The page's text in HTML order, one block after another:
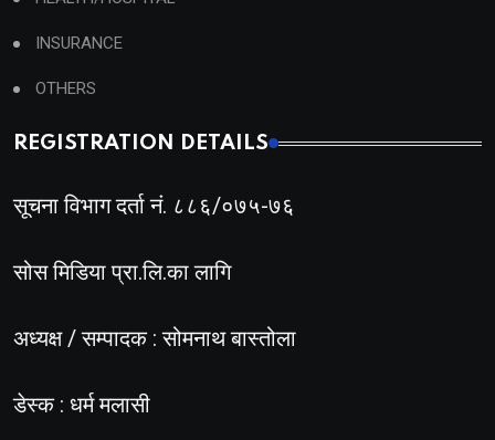
INSURANCE
OTHERS
REGISTRATION DETAILS
सूचना विभाग दर्ता नं. ८८६/०७५-७६
सोस मिडिया प्रा.लि.का लागि
अध्यक्ष / सम्पादक : सोमनाथ बास्तोला
डेस्क : धर्म मलासी